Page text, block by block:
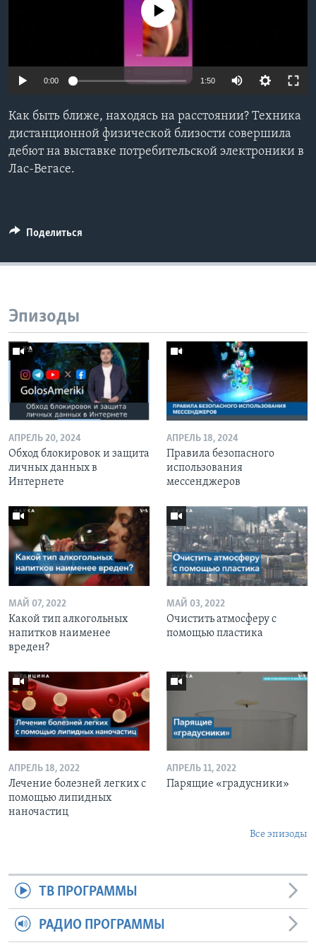
Языки
No media source currently available
0:00 1:50
Как быть ближе, находясь на расстоянии? Техника
дистанционной физической близости совершила
дебют на выставке потребительской электроники в
Лас-Вегасе.
Поделиться
Эпизоды
АПРЕЛЬ 20, 2024
Обход блокировок и защита
личных данных в
Интернете
АПРЕЛЬ 18, 2024
Правила безопасного
использования
мессенджеров
МАЙ 07, 2022
Какой тип алкогольных
напитков наименее
вреден?
МАЙ 03, 2022
Очистить атмосферу с
помощью пластика
АПРЕЛЬ 18, 2022
Лечение болезней легких с
помощью липидных
наночастиц
АПРЕЛЬ 11, 2022
Парящие «градусники»
Все эпизоды
ТВ ПРОГРАММЫ
РАДИО ПРОГРАММЫ